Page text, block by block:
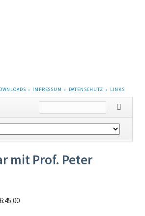
IMPRESSUM DATENSCHUTZ LINKS
mit Prof. Peter